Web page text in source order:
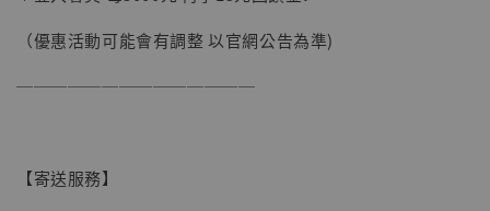
（優惠活動可能會有調整 以官網公告為準)
──────────────
【寄送服務】